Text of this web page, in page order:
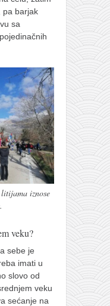
pa barjak
sa
iznose
veku?
sebe je
imati u
slovo od
veku
sećanje na